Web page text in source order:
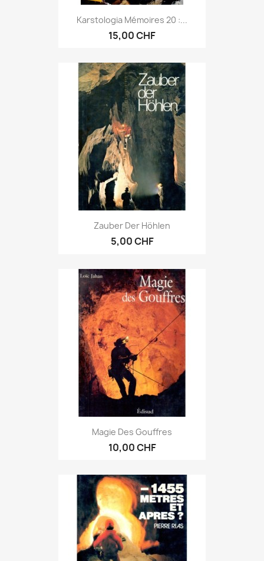
Karstologia Mémoires 20 :...
15,00 CHF
Zauber Der Höhlen
5,00 CHF
Magie Des Gouffres
10,00 CHF